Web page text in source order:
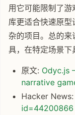
用它可能限制了
库更适合快速原
杂的项目。总的
具，在特定场景下
原文: Odyc.js
narrative
Hacker News:
id=44200866